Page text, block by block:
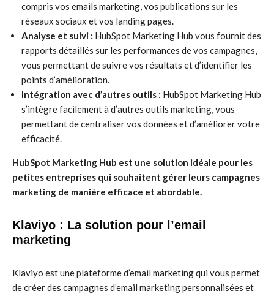
compris vos emails marketing, vos publications sur les
réseaux sociaux et vos landing pages.
Analyse et suivi : HubSpot Marketing Hub vous fournit des
rapports détaillés sur les performances de vos campagnes,
vous permettant de suivre vos résultats et d’identifier les
points d’amélioration.
Intégration avec d’autres outils : HubSpot Marketing Hub
s’intègre facilement à d’autres outils marketing, vous
permettant de centraliser vos données et d’améliorer votre
efficacité.
HubSpot Marketing Hub est une solution idéale pour les
petites entreprises qui souhaitent gérer leurs campagnes
marketing de manière efficace et abordable.
Klaviyo : La solution pour l’email
marketing
Klaviyo est une plateforme d’email marketing qui vous permet
de créer des campagnes d’email marketing personnalisées et